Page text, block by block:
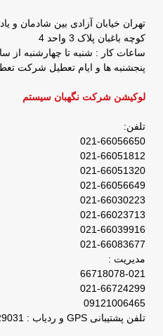
تهران خیابان آزادی بین شادمان و
کوچه باغبان پلاک 3 واحد 4
ساعات کار : شنبه تا چهارشنبه از ساعت 9
پنجشنبه ها و ایام تعطیل شرکت
لوکیشن شرکت نگهبان سیستم
تلفن:
021-66056650
021-66051812
021-66051320
021-66056649
021-66030223
021-66023713
021-66039916
021-66083677
مدیریت :
66718078-021
021-66724299
09121006465
تلفن پشتیبانی GPS و ردیاب : 66029031-021